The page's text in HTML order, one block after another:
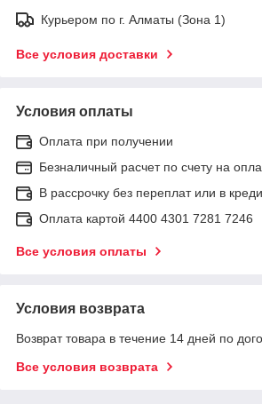
Курьером по г. Алматы (Зона 1)
Все условия доставки
Условия оплаты
Оплата при получении
Безналичный расчет по счету на
В рассрочку без переплат или в
Оплата картой 4400 4301 7281 7246
Все условия оплаты
Условия возврата
Возврат товара в течение 14 дней по
Все условия возврата